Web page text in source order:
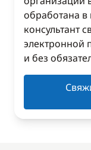
обработана
консультант
электронной
и без